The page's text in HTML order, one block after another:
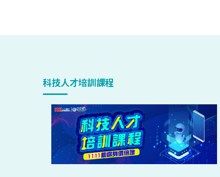
科技人才培訓課程